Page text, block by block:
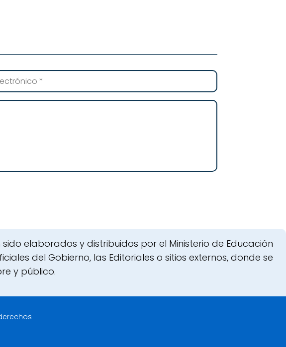
elaborados y distribuidos por el Ministerio de Educación
del Gobierno, las Editoriales o sitios externos, donde se
y público.